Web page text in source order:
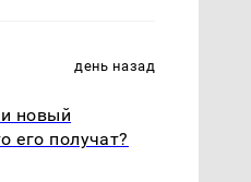
день назад
новый
его получат?